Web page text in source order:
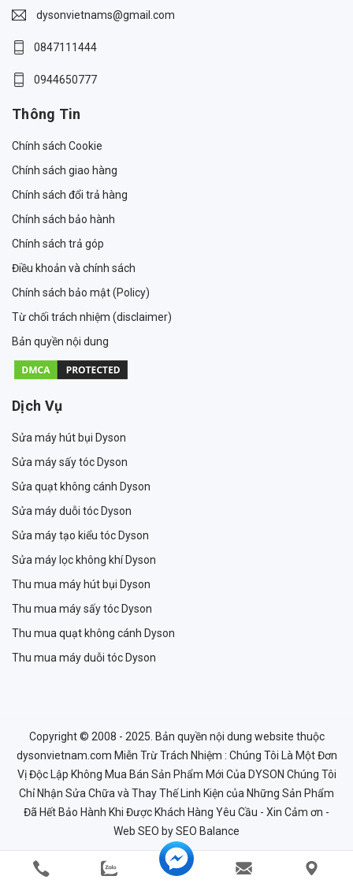
dysonvietnams@gmail.com
0847111444
0944650777
Thông Tin
Chính sách Cookie
Chính sách giao hàng
Chính sách đổi trả hàng
Chính sách bảo hành
Chính sách trả góp
Điều khoản và chính sách
Chính sách bảo mật (Policy)
Từ chối trách nhiệm (disclaimer)
Bản quyền nội dung
Dịch Vụ
Sửa máy hút bụi Dyson
Sửa máy sấy tóc Dyson
Sửa quạt không cánh Dyson
Sửa máy duỗi tóc Dyson
Sửa máy tạo kiểu tóc Dyson
Sửa máy lọc không khí Dyson
Thu mua máy hút bụi Dyson
Thu mua máy sấy tóc Dyson
Thu mua quạt không cánh Dyson
Thu mua máy duỗi tóc Dyson
Copyright © 2008 - 2025. Bản quyền nội dung website thuộc
dysonvietnam.com Miễn Trừ Trách Nhiệm : Chúng Tôi Là Một Đơn
Vị Độc Lập Không Mua Bán Sản Phẩm Mới Của DYSON Chúng Tôi
Chỉ Nhận Sửa Chữa và Thay Thế Linh Kiện của Những Sản Phẩm
Đã Hết Bảo Hành Khi Được Khách Hàng Yêu Cầu - Xin Cảm ơn -
Web SEO by SEO Balance